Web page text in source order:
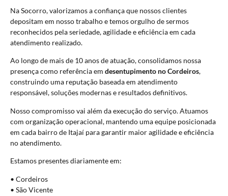
Na Socorro, valorizamos a confiança que nossos clientes
depositam em nosso trabalho e temos orgulho de sermos
reconhecidos pela seriedade, agilidade e eficiência em cada
atendimento realizado.
Ao longo de mais de 10 anos de atuação, consolidamos nossa
presença como referência em desentupimento no Cordeiros,
construindo uma reputação baseada em atendimento
responsável, soluções modernas e resultados definitivos.
Nosso compromisso vai além da execução do serviço. Atuamos
com organização operacional, mantendo uma equipe posicionada
em cada bairro de Itajaí para garantir maior agilidade e eficiência
no atendimento.
Estamos presentes diariamente em:
• Cordeiros
• São Vicente